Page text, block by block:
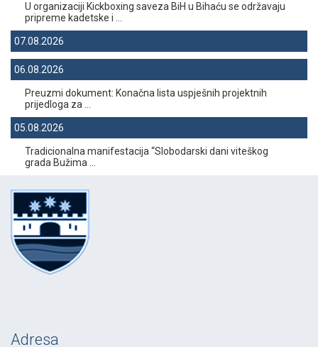
U organizaciji Kickboxing saveza BiH u Bihaću se održavaju
pripreme kadetske i ...
07.08.2026
06.08.2026
Preuzmi dokument: Konačna lista uspješnih projektnih
prijedloga za ...
05.08.2026
Tradicionalna manifestacija “Slobodarski dani viteškog
grada Bužima ...
Adresa